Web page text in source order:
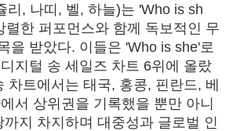
리, 나띠, 벨, 하늘)는 'Who is sh
렬한 퍼포먼스와 함께 독보적인 무
을 받았다. 이들은 'Who is she'로
지털 송 세일즈 차트 6위에 올랐
차트에서는 태국, 홍콩, 핀란드, 베
서 상위권을 기록했을 뿐만 아니
지 차지하며 대중성과 글로벌 인